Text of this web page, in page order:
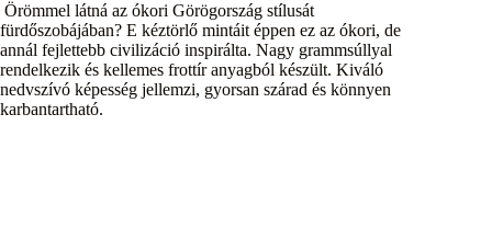
Örömmel látná az ókori Görögország stílusát
fürdőszobájában? E kéztörlő mintáit éppen ez az ókori, de
annál fejlettebb civilizáció inspirálta. Nagy grammsúllyal
rendelkezik és kellemes frottír anyagból készült. Kiváló
nedvszívó képesség jellemzi, gyorsan szárad és könnyen
karbantartható.